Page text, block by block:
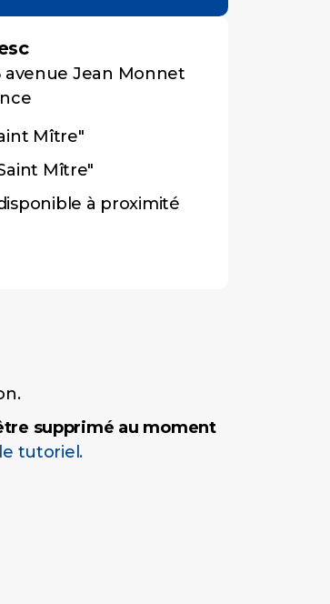
avenue Jean Monnet
Mître"
Mître"
à proximité
supprimé au moment
tutoriel.